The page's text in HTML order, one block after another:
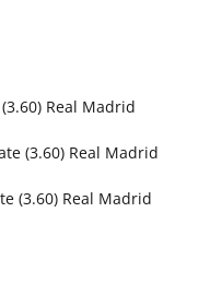
Real Madrid
(3.60) Real Madrid
(3.60) Real Madrid